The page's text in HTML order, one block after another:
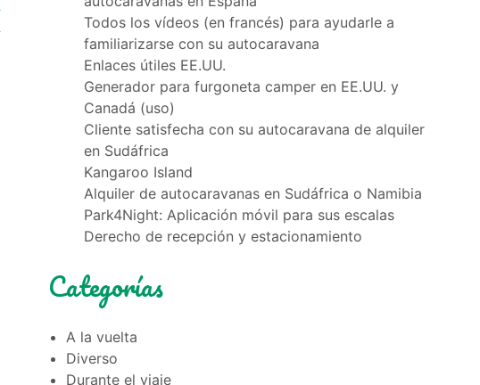
Todos los vídeos (en francés) para ayudarle a
familiarizarse con su autocaravana
Enlaces útiles EE.UU.
Generador para furgoneta camper en EE.UU. y
Canadá (uso)
Cliente satisfecha con su autocaravana de alquiler
en Sudáfrica
Kangaroo Island
Alquiler de autocaravanas en Sudáfrica o Namibia
Park4Night: Aplicación móvil para sus escalas
Derecho de recepción y estacionamiento
Categorías
A la vuelta
Diverso
Durante el viaje